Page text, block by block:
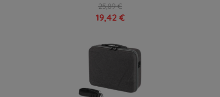
25,89 €
19,42 €